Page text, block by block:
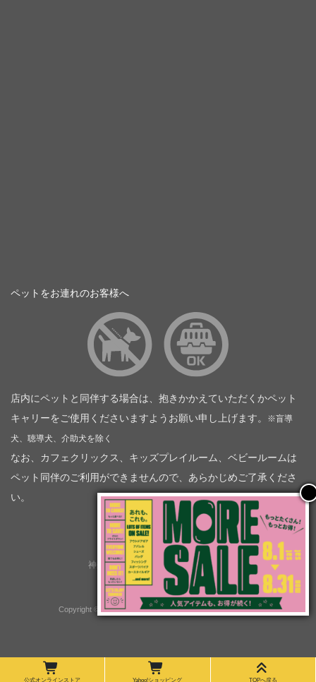
ペットをお連れのお客様へ
店内にペットと同伴する場合は、抱きかかえていただくかペット
キャリーをご使用くださいますようお願い申し上げます。
※盲導
犬、聴導犬、介助犬を除く
なお、カフェクリックス、キッズプレイルーム、ベビールームは
ペット同伴のご利用ができませんので、あらかじめご了承くださ
い。
神奈川トヨタ自動車（企業情報）
トヨタモビリティ神奈川
株式会社会社ＫＴグループ
Copyright © GOOD OPEN AIRS myX All Rights Reserved.
公式オンラインストア Yahoo!ショッピング TOPへ戻る